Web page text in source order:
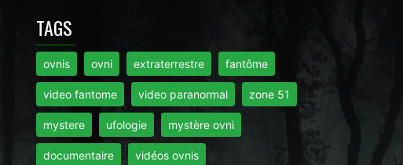
TAGS
ovnis ovni extraterrestre fantôme
video fantome video paranormal zone 51
mystere ufologie mystère ovni
documentaire vidéos ovnis